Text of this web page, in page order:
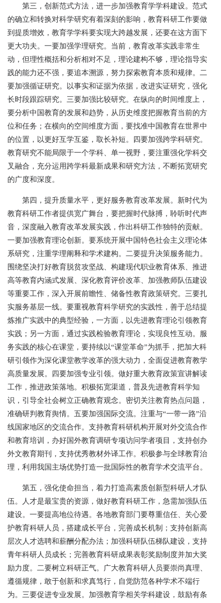
第三，创新范式方法，进一步加强教育学学科建设。范式
的确立和转换对科学研究有着深刻的影响，教育科研工作要做
到提质增效，教育学学科要实现大跨越发展，还要在这方面下
更大功夫。一要加强学理研究。当前，教育改革实践非常生
动，但理性概括和分析相对不足，理论建构不够，理论指导实
践的能力还不强，要追本溯源，努力探索教育本质和规律。二
要加强循证研究。以事实和证据为依据，改进实证研究，强化
长时段跟踪研究。三要加强比较研究。在纵向的时间维度上，
要分析中国教育的发展和趋势，从历史维度把握教育当前的方
位和任务；在横向的空间维度方面，要找准中国教育在世界中
的位置，以更好互学互鉴，取长补短。四要加强跨学科研究。
教育研究不能局限于一个学科、单一视野，要注重强化学科交
叉融合，充分运用跨学科最新成果和研究方法，不断拓宽研究
的广度和深度。
第四，提升质量水平，更好服务教育改革发展。新时代为
教育科研工作者提供宽广舞台，要把握时代脉搏，聆听时代声
音，深度融入教育改革发展实践，作出科研工作独特的贡献。
一要加强教育理论创新。要系统开展中国特色社会主义理论体
系研究，注重学理阐释和学术建构。二要提升决策服务能力。
围绕坚决打好教育脱贫攻坚战、构建现代职业教育体系、推进
高等教育内涵式发展、深化教育评价改革、加强教师队伍建设
等重要工作，深入开展前瞻性、储备性教育政策研究。三要扎
实服务基层一线。要重视教育科学研究的实践性，善于总结提
炼推广实践中的典型经验，一方面，以先进教育理论引领教育
实践；另一方面，通过实践检验教育理论，实现良性互动。服
务实践的核心在课堂，要持续以“课堂革命”为抓手，把加大科
研引领作为深化课堂教学改革的强大动力，全面促进教育教学
高质量发展。四要加强专业引领。做好重大教育政策宣讲解读
工作，推进政策落地。积极拓宽渠道，普及先进教育科学知
识，引导全社会树立正确教育观念。密切关注教育热点问题，
准确研判教育舆情。五要加强国际交流。注重与“一带一路”沿
线国家地区的交流合作。支持教育科研机构开展对外交流合作
和教育培训，办好国外教育调研专项访问学者项目，支持创办
外文教育期刊，支持优秀教材外译工作。积极参与全球教育治
理，利用我国主场优势打造一批国际性的教育学术交流平台。
第五，强化使命担当，着力打造高素质创新型科研人才队
伍。人才是最宝贵的资源，做好教育科研工作，急需加强队伍
建设。一要提高地位待遇。各地教育部门要尊重信任、关心爱
护教育科研人员，搭建成长平台，完善成长机制；支持创新高
层次人才选聘和薪酬分配办法；加强科研队伍梯队建设，支持
青年科研人员成长；完善教育科研成果表彰奖励制度并加大奖
励力度。二要树立科研正气。广大教育科研人员要崇尚真理、
遵循规律，敢于创新和求真笃行，自觉防范各种学术不端行
为。三要促进专业发展。加强教育学相关学科建设，鼓励有条